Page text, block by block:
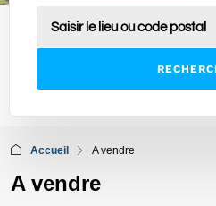
Accueil A vendre
A vendre